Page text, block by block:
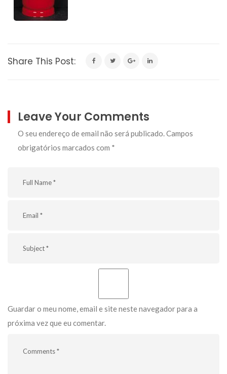
Share This Post:
Leave Your Comments
O seu endereço de email não será publicado.Campos
obrigatórios marcados com *
Guardar o meu nome, email e site neste navegador para a
próxima vez que eu comentar.